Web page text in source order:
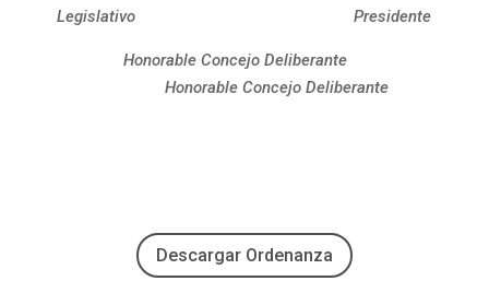
Legislativo Presidente
Honorable Concejo Deliberante
Honorable Concejo Deliberante
Descargar Ordenanza